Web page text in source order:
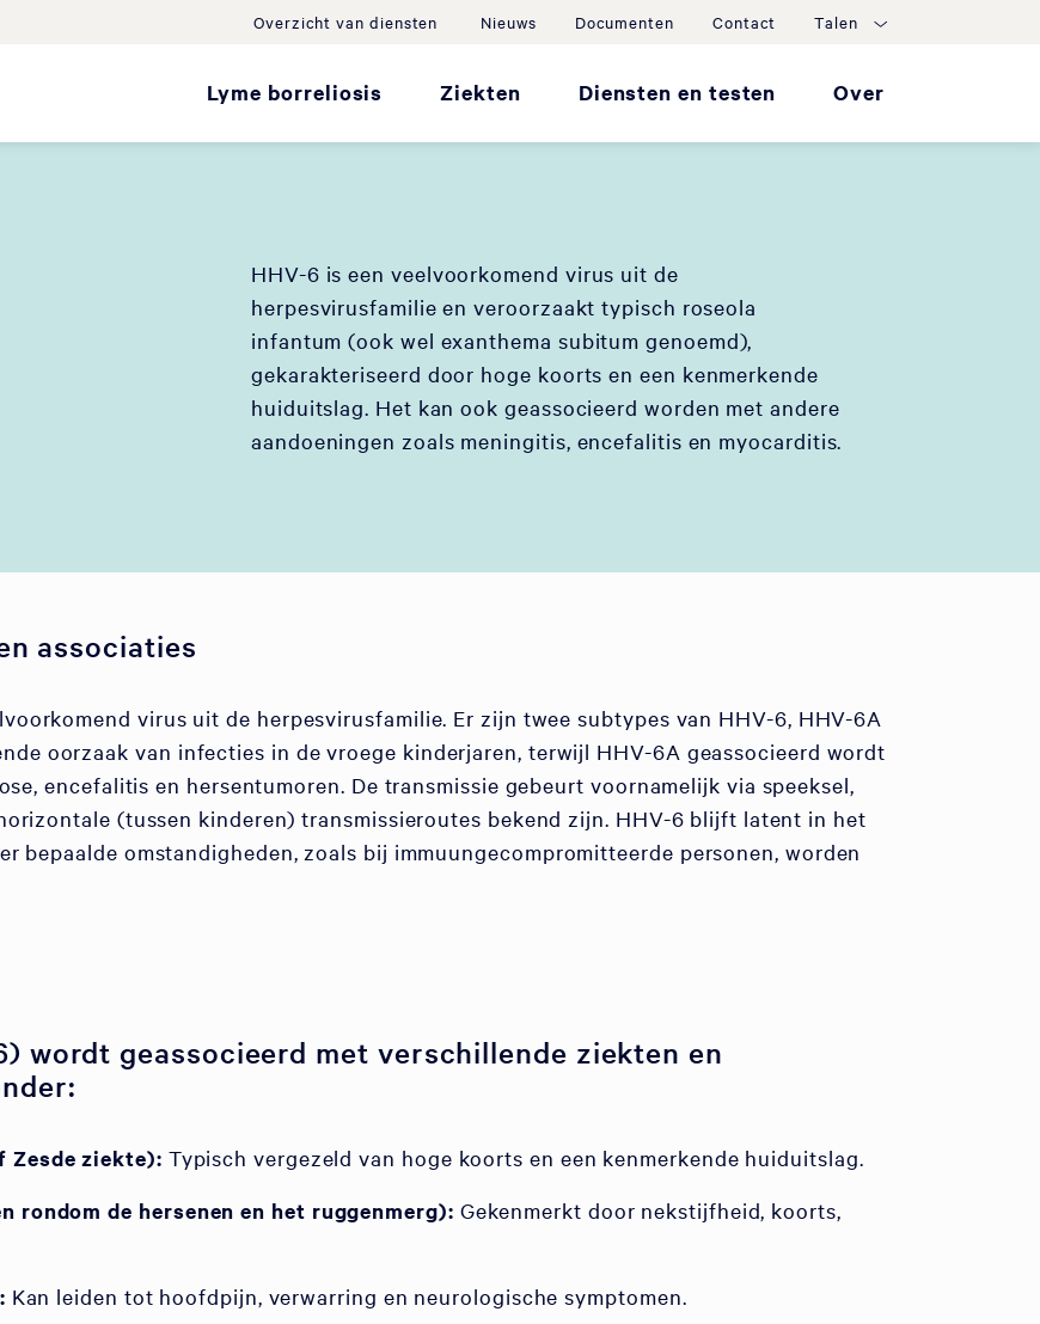
Overzicht van diensten Nieuws Documenten Contact Talen
Lyme borreliosis Ziekten Diensten en testen Over
HHV-6 is een veelvoorkomend virus uit de
herpesvirusfamilie en veroorzaakt typisch roseola
infantum (ook wel exanthema subitum genoemd),
gekarakteriseerd door hoge koorts en een kenmerkende
huiduitslag. Het kan ook geassocieerd worden met andere
aandoeningen zoals meningitis, encefalitis en myocarditis.
associaties
virus uit de herpesvirusfamilie. Er zijn twee subtypes van HHV-6, HHV-6A
oorzaak van infecties in de vroege kinderjaren, terwijl HHV-6A geassocieerd wordt
encefalitis en hersentumoren. De transmissie gebeurt voornamelijk via speeksel,
(tussen kinderen) transmissieroutes bekend zijn. HHV-6 blijft latent in het
bepaalde omstandigheden, zoals bij immuungecompromitteerde personen, worden
wordt geassocieerd met verschillende ziekten en
Zesde ziekte): Typisch vergezeld van hoge koorts en een kenmerkende huiduitslag.
de hersenen en het ruggenmerg): Gekenmerkt door nekstijfheid, koorts,
Kan leiden tot hoofdpijn, verwarring en neurologische symptomen.